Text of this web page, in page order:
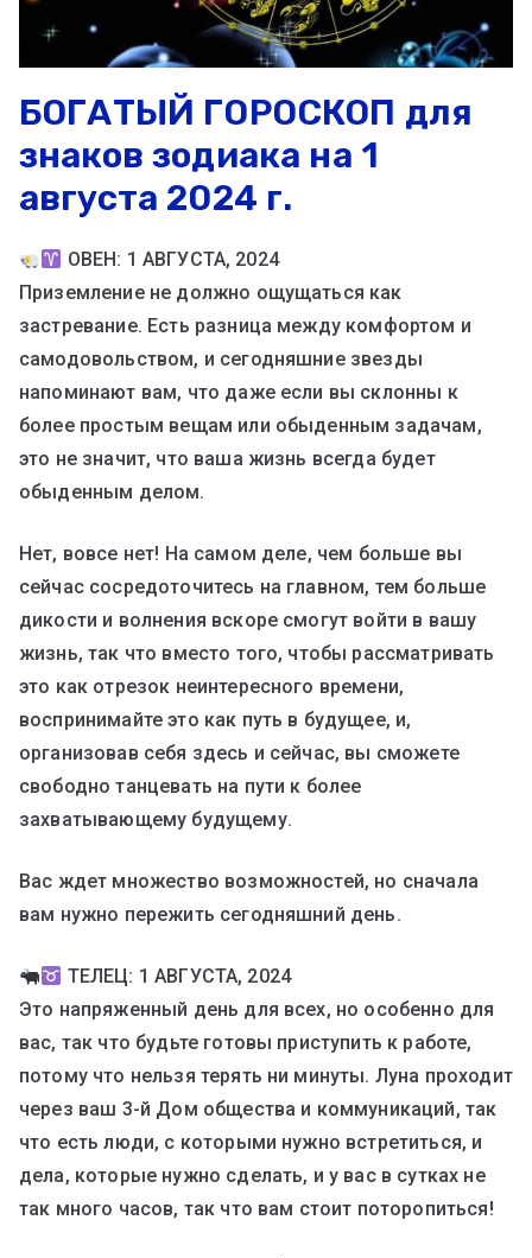
БОГАТЫЙ ГОРОСКОП для
знаков зодиака на 1
августа 2024 г.
ОВЕН: 1 АВГУСТА, 2024
Приземление не должно ощущаться как
застревание. Есть разница между комфортом и
самодовольством, и сегодняшние звезды
напоминают вам, что даже если вы склонны к
более простым вещам или обыденным задачам,
это не значит, что ваша жизнь всегда будет
обыденным делом.
Нет, вовсе нет! На самом деле, чем больше вы
сейчас сосредоточитесь на главном, тем больше
дикости и волнения вскоре смогут войти в вашу
жизнь, так что вместо того, чтобы рассматривать
это как отрезок неинтересного времени,
воспринимайте это как путь в будущее, и,
организовав себя здесь и сейчас, вы сможете
свободно танцевать на пути к более
захватывающему будущему.
Вас ждет множество возможностей, но сначала
вам нужно пережить сегодняшний день.
ТЕЛЕЦ: 1 АВГУСТА, 2024
Это напряженный день для всех, но особенно для
вас, так что будьте готовы приступить к работе,
потому что нельзя терять ни минуты. Луна проходит
через ваш 3-й Дом общества и коммуникаций, так
что есть люди, с которыми нужно встретиться, и
дела, которые нужно сделать, и у вас в сутках не
так много часов, так что вам стоит поторопиться!